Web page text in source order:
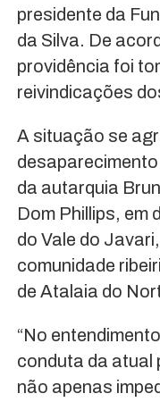
presidente da
da Silva. De
providência foi
reivindicações
A situação se
da autarquia
Dom Phillips, em
do Vale do
comunidade
de Atalaia do
“No
conduta da atual
não apenas